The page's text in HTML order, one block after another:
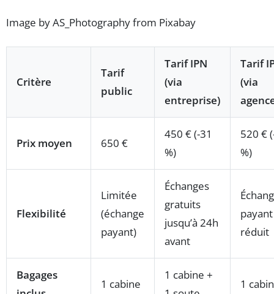
Image by AS_Photography from Pixabay
Critère
Tarif
public
Tarif IPN
(via
entreprise)
Tarif
(via
Prix moyen 650 €
450 € (-31
%)
520 €
%)
Flexibilité
Limitée
(échange
payant)
Échanges
gratuits
jusqu’à 24h
avant
payant
réduit
Bagages
1 cabine
1 cabine +
1